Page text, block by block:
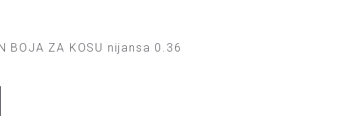
BOJA ZA KOSU nijansa 0.36